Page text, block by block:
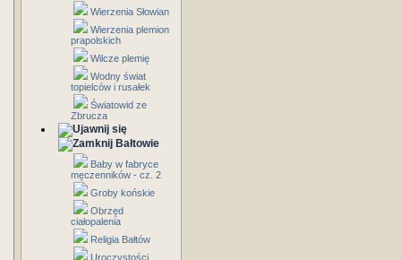
Wierzenia Słowian
Wierzenia plemion
prapolskich
Wilcze plemię
Wodny świat
topielców i rusałek
Światowid ze
Zbrucza
Bałtowie
Baby w fabryce
męczenników - cz. 2
Groby końskie
Obrzęd
ciałopalenia
Religia Bałtów
Uroczystości